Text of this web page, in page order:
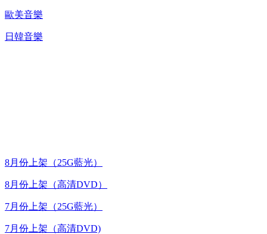
歐美音樂
日韓音樂
8月份上架（25G藍光）
8月份上架（高清DVD）
7月份上架（25G藍光）
7月份上架（高清DVD)